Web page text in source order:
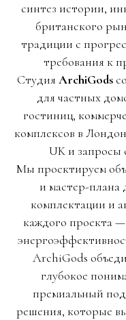
синтез истории,
британского
традиции с
требования к
Студия ArchiGods
для частных
гостиниц,
комплексов в
UK и запросы
Мы проектируем
и мастер-плана
комплектации и
каждого проекта
ArchiGods
глубокое
премиальный
решения, которые